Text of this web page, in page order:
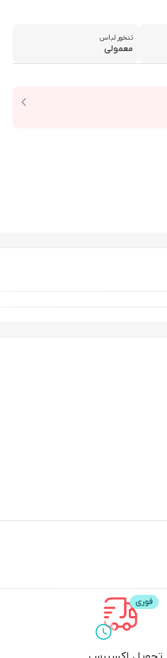
تنخور لباس
معمولی